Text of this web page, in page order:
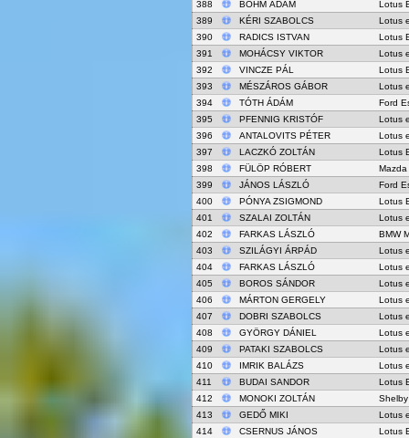
388 BÖHM ÁDÁM
Lotus
389
KÉRI SZABOLCS
Lotus
390
RADICS ISTVAN
Lotus
391
MOHÁCSY VIKTOR
Lotus
392
VINCZE PÁL
Lotus
393
MÉSZÁROS GÁBOR
Lotus
394
TÓTH ÁDÁM
Ford
395
PFENNIG KRISTÓF
Lotus
396
ANTALOVITS PÉTER
Lotus
397
LACZKÓ ZOLTÁN
Lotus
398
FÜLÖP RÓBERT
Mazda
399
JÁNOS LÁSZLÓ
Ford
400
PÓNYA ZSIGMOND
Lotus
401
SZALAI ZOLTÁN
Lotus
402
FARKAS LÁSZLÓ
BMW
403
SZILÁGYI ÁRPÁD
Lotus
404
FARKAS LÁSZLÓ
Lotus
405
BOROS SÁNDOR
Lotus
406
MÁRTON GERGELY
Lotus
407
DOBRI SZABOLCS
Lotus
408
GYÖRGY DÁNIEL
Lotus
409
PATAKI SZABOLCS
Lotus
410
IMRIK BALÁZS
Lotus
411
BUDAI SANDOR
Lotus
412
MONOKI ZOLTÁN
413
GEDŐ MIKI
Lotus
414
CSERNUS JÁNOS
Lotus